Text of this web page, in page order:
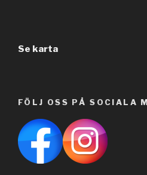
Se karta
FÖLJ OSS PÅ SOCIALA